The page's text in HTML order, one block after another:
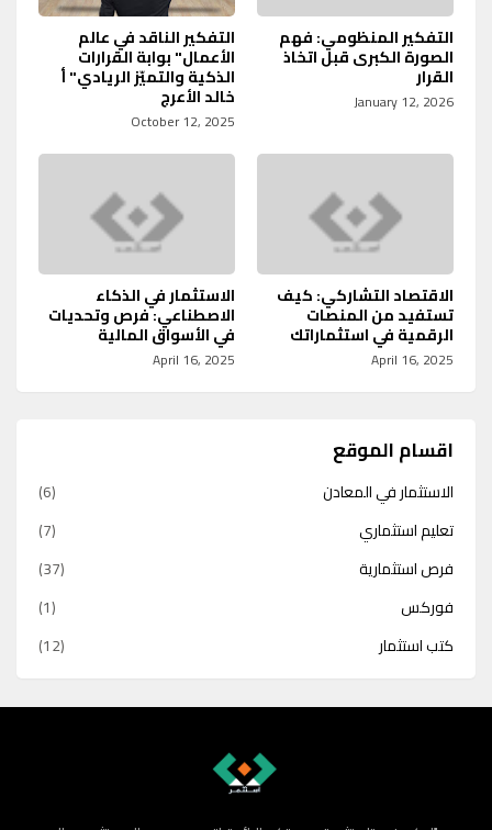
التفكير المنظومي: فهم
الصورة الكبرى قبل اتخاذ
القرار
January 12, 2026
التفكير الناقد في عالم
الأعمال" بوابة القرارات
الذكية والتميّز الريادي" أ
خالد الأعرج
October 12, 2025
الاقتصاد التشاركي: كيف
تستفيد من المنصات
الرقمية في استثماراتك
April 16, 2025
الاستثمار في الذكاء
الاصطناعي: فرص وتحديات
في الأسواق المالية
April 16, 2025
اقسام الموقع
الاستثمار في المعادن
(6)
تعليم استثماري
(7)
فرص استثمارية
(37)
فوركس
(1)
كتب استثمار
(12)